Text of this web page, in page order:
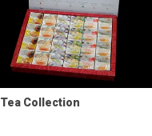
Tea Collection